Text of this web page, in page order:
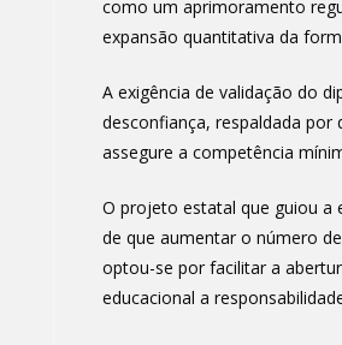
como um aprimoramento
expansão quantitativa da
A exigência de validação do
desconfiança, respaldada por
assegure a competência
O projeto estatal que guiou a
de que aumentar o número
optou-se por facilitar a
educacional a